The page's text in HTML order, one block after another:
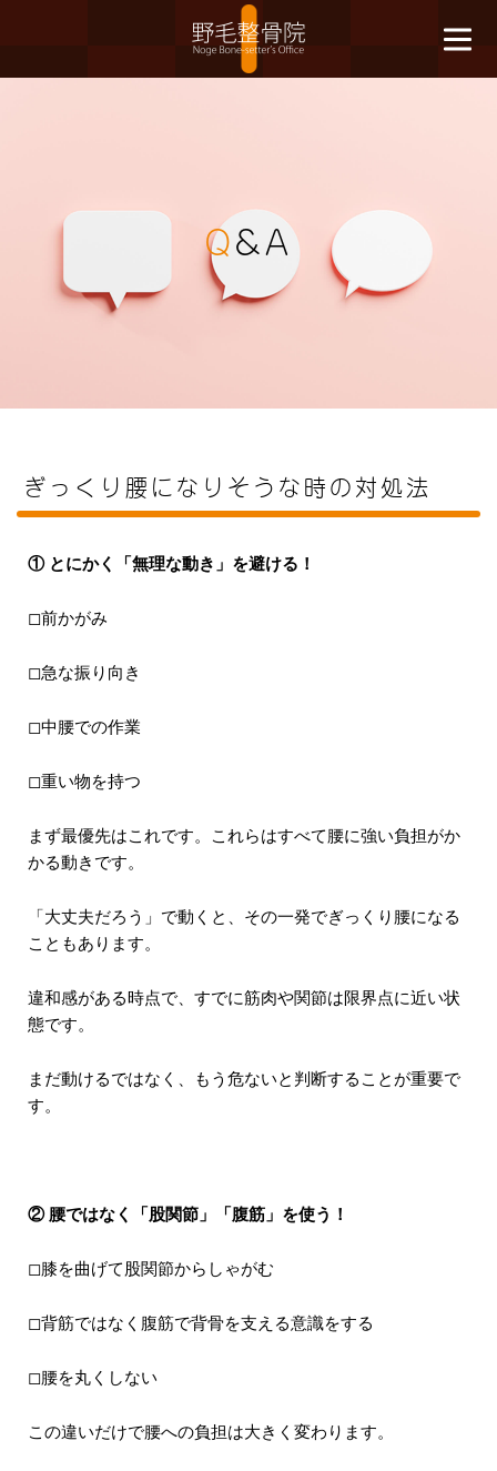
Q &A
ぎっくり腰になりそうな時の対処法
① とにかく「無理な動き」を避ける！
◻︎前かがみ
◻︎急な振り向き
◻︎中腰での作業
◻︎重い物を持つ
まず最優先はこれです。これらはすべて腰に強い負担がか
かる動きです。
「大丈夫だろう」で動くと、その一発でぎっくり腰になる
こともあります。
違和感がある時点で、すでに筋肉や関節は限界点に近い状
態です。
まだ動けるではなく、もう危ないと判断することが重要で
す。
② 腰ではなく「股関節」「腹筋」を使う！
◻︎膝を曲げて股関節からしゃがむ
◻︎背筋ではなく腹筋で背骨を支える意識をする
◻︎腰を丸くしない
この違いだけで腰への負担は大きく変わります。